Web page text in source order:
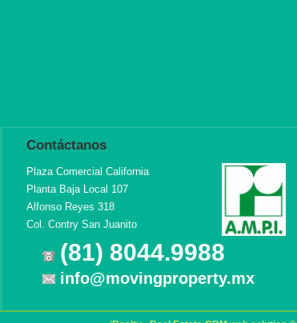
Contáctanos
Plaza Comercial California
Planta Baja Local 107
Alfonso Reyes 318
Col. Contry San Juanito
(81) 8044.9988
info@movingproperty.mx